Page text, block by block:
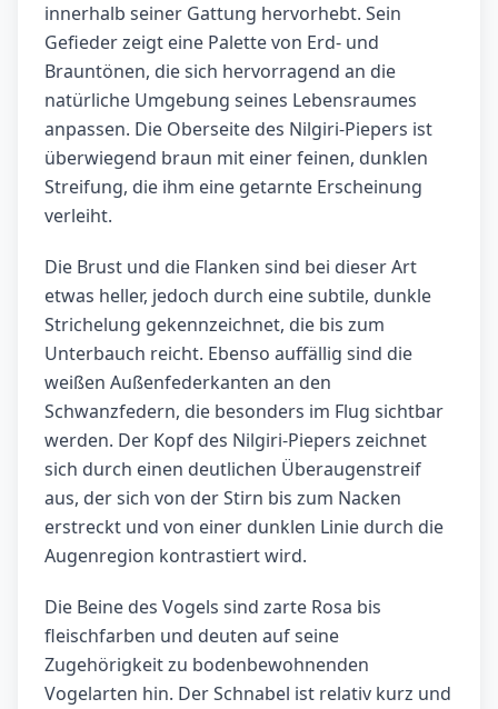
innerhalb seiner Gattung hervorhebt. Sein
Gefieder zeigt eine Palette von Erd- und
Brauntönen, die sich hervorragend an die
natürliche Umgebung seines Lebensraumes
anpassen. Die Oberseite des Nilgiri-Piepers ist
überwiegend braun mit einer feinen, dunklen
Streifung, die ihm eine getarnte Erscheinung
verleiht.
Die Brust und die Flanken sind bei dieser Art
etwas heller, jedoch durch eine subtile, dunkle
Strichelung gekennzeichnet, die bis zum
Unterbauch reicht. Ebenso auffällig sind die
weißen Außenfederkanten an den
Schwanzfedern, die besonders im Flug sichtbar
werden. Der Kopf des Nilgiri-Piepers zeichnet
sich durch einen deutlichen Überaugenstreif
aus, der sich von der Stirn bis zum Nacken
erstreckt und von einer dunklen Linie durch die
Augenregion kontrastiert wird.
Die Beine des Vogels sind zarte Rosa bis
fleischfarben und deuten auf seine
Zugehörigkeit zu bodenbewohnenden
Vogelarten hin. Der Schnabel ist relativ kurz und